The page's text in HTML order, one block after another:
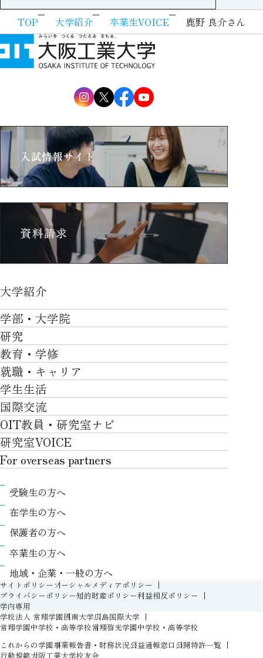
TOP 大学紹介 卒業生VOICE 鹿野 良介さん
大学紹介
大学紹介TOP
OVER THE LIMIT
大学について
施設一覧
社会・地域・高大連携
川上村での取り組み
アクセス
ポリシー/コンプライアンス
卒業生VOICE
学部・大学院
学部・大学院TOP
工学部
ロボティクス＆デザイン工学部
情報科学部
知的財産学部
工学研究科
ロボティクス＆デザイン工学研究科
知的財産専門職大学院
研究
研究TOP
研究について
産官学連携
教育・学修
教育・学修TOP
卒業時質保証を担う独自の教育システム
自律学修
学習支援
リカレント教育プログラム
高大接続
教職課程
教育センター
履修、授業、試験について
シラバス
FD活動
教務事項に関するQ&A
入学準備プログラム
新入生特設ページ
オープン教育リソース（OIT OER）
就職・キャリア
就職・キャリアTOP
就職サポート
キャリア形成
インターンシップ
学生生活
学生生活TOP
キャンパスライフ
課外活動
学費
奨学金
生活支援
情報センター
証明書発行について（在学生向け）
保健室
学生生活に関する相談窓口
学生相談室
障がいのある学生への支援（合理的配慮）
人権侵害防止への取り組み
国際交流
国際交流TOP
グローバルな人材育成
国際交流プログラムについて
国際交流プログラムのサポート体制等
キャンパス内での国際交流
国際交流センター
For foreigners
OIT教員・研究室ナビ
研究室VOICE
For overseas partners
About
Research
International (Exchange students / Overseas
partners)
Contact
受験生の方へ
在学生の方へ
保護者の方へ
卒業生の方へ
地域・企業・一般の方へ
サイトポリシー ソーシャルメディアポリシー
プライバシーポリシー知的財産ポリシー利益相反ポリシー
学内専用
学校法人 常翔学園摂南大学広島国際大学
常翔学園中学校・高等学校常翔啓光学園中学校・高等学校
これからの学園事業報告書・財務状況公益通報窓口公開特許一覧
行動規範大阪工業大学校友会